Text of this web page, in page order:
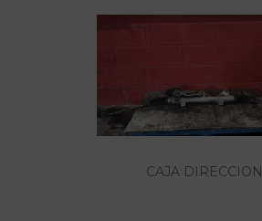
CAJA DIRECCION